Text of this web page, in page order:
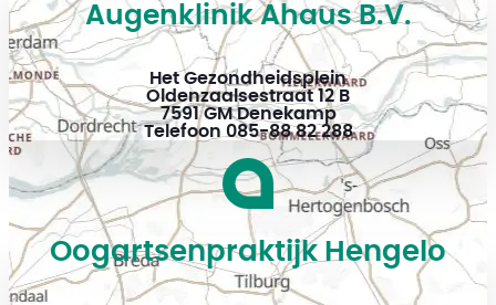
Augenklinik Ahaus B.V.
Het Gezondheidsplein
Oldenzaalsestraat 12 B
7591 GM Denekamp
Telefoon 085-88 82 288
Oogartsenpraktijk Hengelo